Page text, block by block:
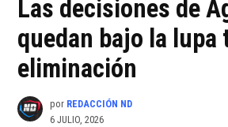
Las decisiones de
quedan bajo la lupa
eliminación
por REDACCIÓN ND
6 JULIO, 2026